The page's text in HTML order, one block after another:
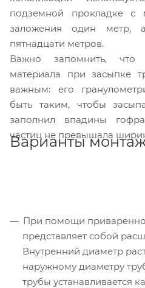
подземной прокладке с
заложения один метр,
пятнадцати метров.
Важно запомнить, что
материала при засыпке
важным: его
быть таким, чтобы
заполнил впадины
частиц не превышала
Варианты
При помощи
представляет собой
Внутренний диаметр
наружному диаметру
трубы устанавливается